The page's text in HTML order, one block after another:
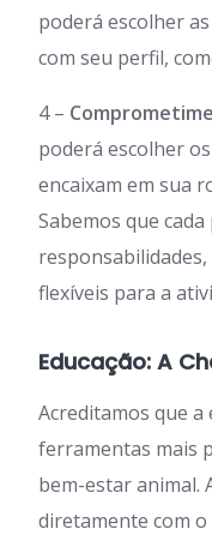
poderá escolher
com seu perfil,
4 –
poderá escolher
encaixam em sua
Sabemos que
flexíveis para a
Educação: A
Acreditamos que a
ferramentas mais
bem-estar animal.
diretamente com